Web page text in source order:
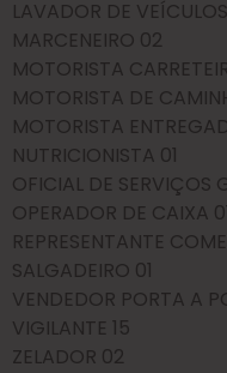
LAVADOR DE VEÍCULOS
MARCENEIRO 02
MOTORISTA
MOTORISTA DE
MOTORISTA
NUTRICIONISTA 01
OFICIAL DE SERVIÇOS
OPERADOR DE CAIXA
REPRESENTANTE
SALGADEIRO 01
VENDEDOR PORTA A
VIGILANTE 15
ZELADOR 02